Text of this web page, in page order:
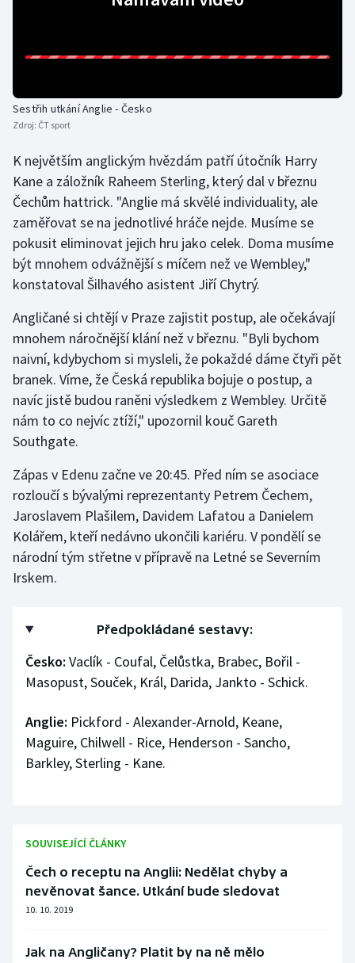
Sestřih utkání Anglie - Česko
Zdroj: ČT sport
K největším anglickým hvězdám patří útočník Harry
Kane a záložník Raheem Sterling, který dal v březnu
Čechům hattrick. "Anglie má skvělé individuality, ale
zaměřovat se na jednotlivé hráče nejde. Musíme se
pokusit eliminovat jejich hru jako celek. Doma musíme
být mnohem odvážnější s míčem než ve Wembley,"
konstatoval Šilhavého asistent Jiří Chytrý.
Angličané si chtějí v Praze zajistit postup, ale očekávají
mnohem náročnější klání než v březnu. "Byli bychom
naivní, kdybychom si mysleli, že pokaždé dáme čtyři pět
branek. Víme, že Česká republika bojuje o postup, a
navíc jistě budou raněni výsledkem z Wembley. Určitě
nám to co nejvíc ztíží," upozornil kouč Gareth
Southgate.
Zápas v Edenu začne ve 20:45. Před ním se asociace
rozloučí s bývalými reprezentanty Petrem Čechem,
Jaroslavem Plašilem, Davidem Lafatou a Danielem
Kolářem, kteří nedávno ukončili kariéru. V pondělí se
národní tým střetne v přípravě na Letné se Severním
Irskem.
Předpokládané sestavy:
Česko: Vaclík - Coufal, Čelůstka, Brabec, Bořil -
Masopust, Souček, Král, Darida, Jankto - Schick.
Anglie: Pickford - Alexander-Arnold, Keane,
Maguire, Chilwell - Rice, Henderson - Sancho,
Barkley, Sterling - Kane.
SOUVISEJÍCÍ ČLÁNKY
Čech o receptu na Anglii: Nedělat chyby a
nevěnovat šance. Utkání bude sledovat
10. 10. 2019
Jak na Angličany? Platit by na ně mělo